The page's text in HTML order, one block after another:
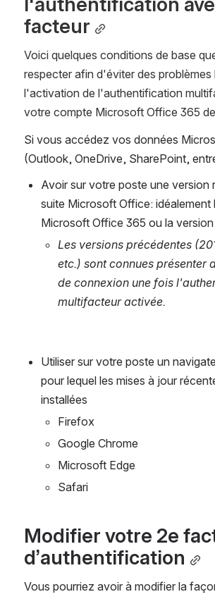
facteur
Voici quelques conditions de base
respecter afin d'éviter des problèmes
l'activation de l'authentification
votre compte Microsoft Office 365
Si vous accédez vos données
(Outlook, OneDrive, SharePoint,
Avoir sur votre poste une version
suite Microsoft Office: idéalement
Microsoft Office 365 ou la
Les versions précédentes
etc.) sont connues présenter
de connexion une fois
multifacteur activée.
Utiliser sur votre poste un
pour lequel les mises à jour
installées
Firefox
Google Chrome
Microsoft Edge
Safari
Modifier votre 2e
d’authentification
Vous pourriez avoir à modifier la